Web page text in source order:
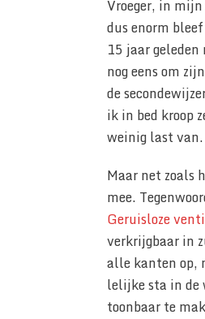
Vroeger, in
dus enorm
15 jaar
nog eens om
de
ik in bed kroop
weinig last van.
Maar net zoals
mee.
Geruisloze
verkrijgbaar in
alle kanten op,
lelijke sta in de
toonbaar te